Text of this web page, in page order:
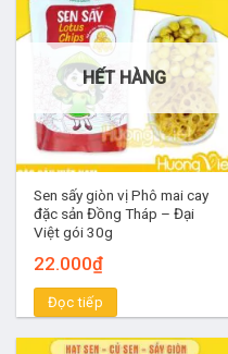
HẾT HÀNG
Sen sấy giòn vị Phô mai cay
đặc sản Đồng Tháp – Đại
Việt gói 30g
22.000₫
Đọc tiếp